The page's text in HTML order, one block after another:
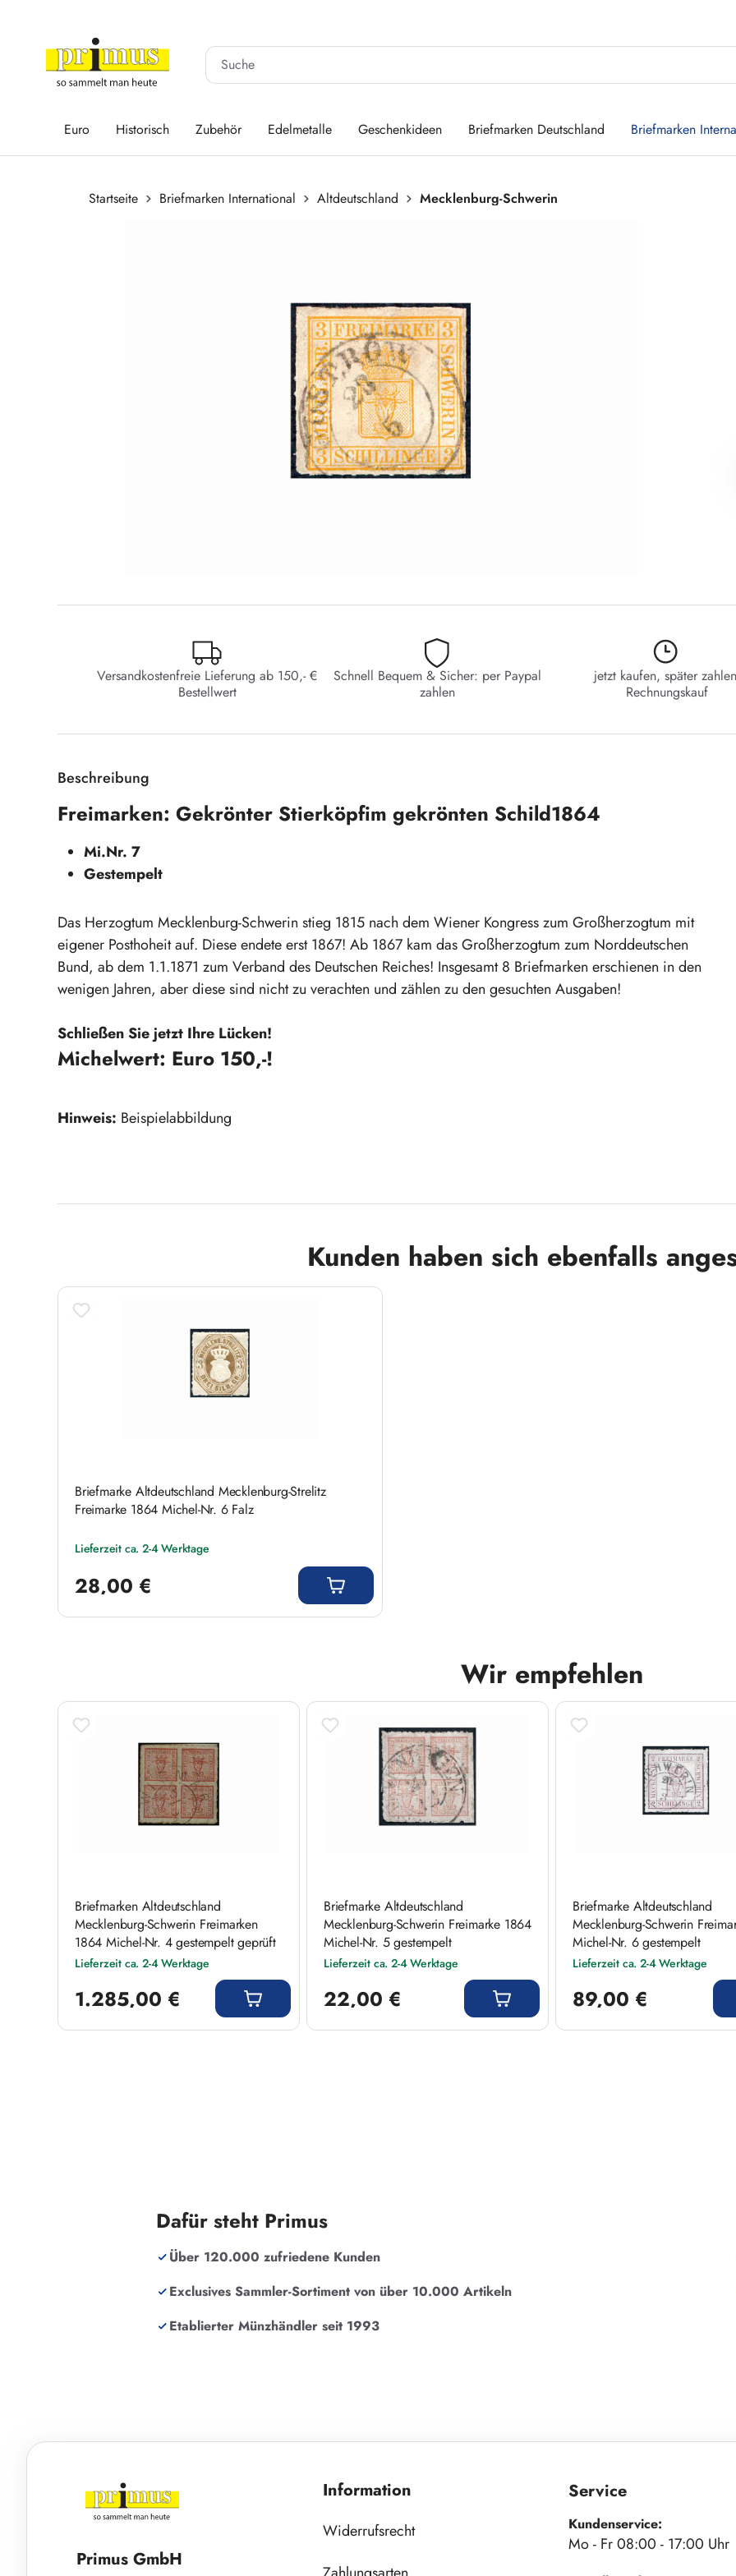
Euro Historisch Zubehör Edelmetalle Geschenkideen Briefmarken Deutschland Briefmarken
Startseite Briefmarken International Altdeutschland
Mecklenburg-Schwerin
Versandkostenfreie Lieferung ab 150,- €
Bestellwert
Schnell Bequem & Sicher: per Paypal
zahlen
jetzt kaufen, später
Rechnungskauf
Beschreibung
Freimarken: Gekrönter Stierköpfim gekrönten Schild1864
Mi.Nr. 7
Gestempelt
Das Herzogtum Mecklenburg-Schwerin stieg 1815 nach dem Wiener Kongress zum Großherzogtum mit
eigener Posthoheit auf. Diese endete erst 1867! Ab 1867 kam das Großherzogtum zum Norddeutschen
Bund, ab dem 1.1.1871 zum Verband des Deutschen Reiches! Insgesamt 8 Briefmarken erschienen in den
wenigen Jahren, aber diese sind nicht zu verachten und zählen zu den gesuchten Ausgaben!
Schließen Sie jetzt Ihre Lücken!
Michelwert: Euro 150,-!
Hinweis: Beispielabbildung
Kunden haben sich ebenfalls
Briefmarke Altdeutschland Mecklenburg-Strelitz
Freimarke 1864 Michel-Nr. 6 Falz
Lieferzeit ca. 2-4 Werktage
28,00 €
Wir empfehlen
Produktgalerie überspringen
Briefmarken Altdeutschland
Mecklenburg-Schwerin Freimarken
1864 Michel-Nr. 4 gestempelt geprüft
Lieferzeit ca. 2-4 Werktage
1.285,00 €
Briefmarke Altdeutschland
Mecklenburg-Schwerin Freimarke 1864
Michel-Nr. 5 gestempelt
Lieferzeit ca. 2-4 Werktage
22,00 €
Briefmarke Altdeutschland
Mecklenburg-Schwerin
Michel-Nr. 6 gestempelt
Lieferzeit ca. 2-4 Werktage
89,00 €
Dafür steht Primus
Über 120.000 zufriedene Kunden
Exclusives Sammler-Sortiment von über 10.000 Artikeln
Etablierter Münzhändler seit 1993
Primus GmbH
Information
Widerrufsrecht
Service
Kundenservice:
Mo - Fr 08:00 - 17:00 Uhr